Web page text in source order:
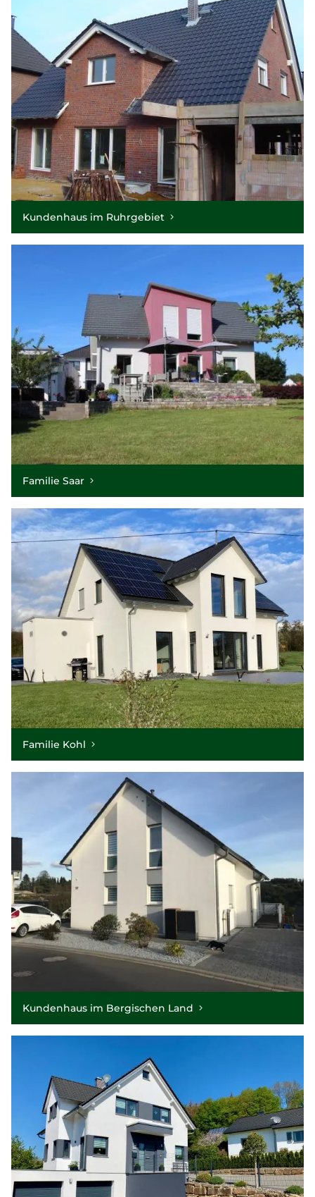
Kundenhaus im Ruhrgebiet
Familie Saar
Familie Kohl
Kundenhaus im Bergischen Land